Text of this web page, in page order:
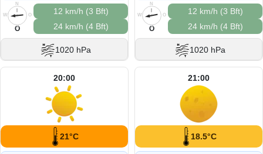
N
O
S
W
O
12 km/h (3 Bft)
24 km/h (4 Bft)
1020 hPa
N
O
S
W
O
12 km/h (3 Bft)
24 km/h (4 Bft)
1020 hPa
20:00
21°C
21:00
18.5°C